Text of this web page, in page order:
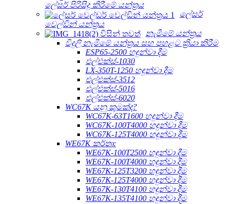
ලේසර් පිරිසිදු කිරීමේ යන්ත්‍රය
ලේසර්
වෙල්ඩින් යන්ත්‍රය
නැමීමේ යන්ත්‍රය
විදුලි නැමීමේ යන්ත්‍රය සහ පහළට ක්‍රියා කිරීම
ESP65-2500 හඳුන්වා දීම
එල්එක්ස්-1030
LX-350T-1250 හඳුන්වා දීම
එල්එක්ස්-3512
එල්එක්ස්-5016
එල්එක්ස්-6020
WC67K යනු කුමක්ද?
WC67K-63T1600 හඳුන්වා දීම
WC67K-100T4000 හඳුන්වා දීම
WC67K-125T4000 හඳුන්වා දීම
WE67K කර්තෘ:
WE67K-100T2500 හඳුන්වා දීම
WE67K-100T4000 හඳුන්වා දීම
WE67K-125T3200 හඳුන්වා දීම
WE67K-125T4000 හඳුන්වා දීම
WE67K-130T4100 හඳුන්වා දීම
WE67K-135T4100 හඳුන්වා දීම